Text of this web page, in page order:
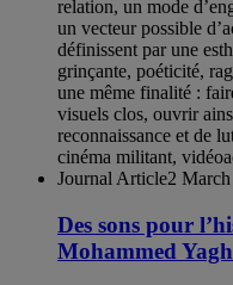
relation, un mode
un vecteur possible
définissent par une
grinçante, poéticité,
une même finalité :
visuels clos, ouvrir
reconnaissance et de
cinéma militant,
Journal Article2
Des sons pour
Mohammed